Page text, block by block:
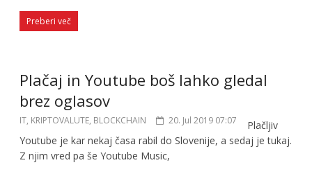
Preberi več
Plačaj in Youtube boš lahko gledal
brez oglasov
IT, KRIPTOVALUTE, BLOCKCHAIN 20. Jul 2019 07:07
Plačljiv
Youtube je kar nekaj časa rabil do Slovenije, a sedaj je tukaj.
Z njim vred pa še Youtube Music,